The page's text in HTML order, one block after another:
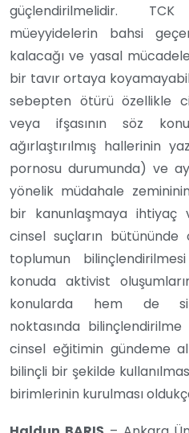
güçlendirilmelidir.
müeyyidelerin bahsi
kalacağı ve yasal
bir tavır ortaya
sebepten ötürü özellikle
veya ifşasının söz
ağırlaştırılmış hallerinin
pornosu durumunda) ve
yönelik müdahale
bir kanunlaşmaya ihtiyaç
cinsel suçların
toplumun
konuda aktivist
konularda hem de
noktasında bilinçlendirilme
cinsel eğitimin gündeme
bilinçli bir şekilde
birimlerinin kurulması